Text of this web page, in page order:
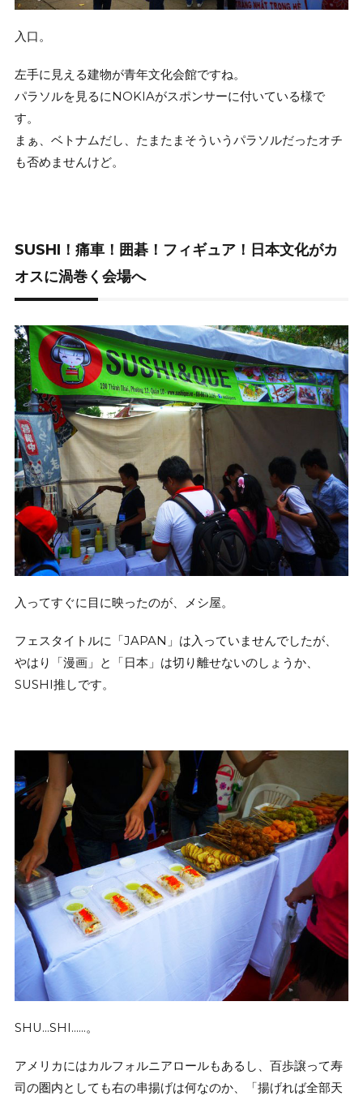
入口。
左手に見える建物が青年文化会館ですね。
パラソルを見るにNOKIAがスポンサーに付いている様で
す。
まぁ、ベトナムだし、たまたまそういうパラソルだったオチ
も否めませんけど。
SUSHI！痛車！囲碁！フィギュア！日本文化がカ
オスに渦巻く会場へ
入ってすぐに目に映ったのが、メシ屋。
フェスタイトルに「JAPAN」は入っていませんでしたが、
やはり「漫画」と「日本」は切り離せないのしょうか、
SUSHI推しです。
SHU…SHI……。
アメリカにはカルフォルニアロールもあるし、百歩譲って寿
司の圏内としても右の串揚げは何なのか、「揚げれば全部天